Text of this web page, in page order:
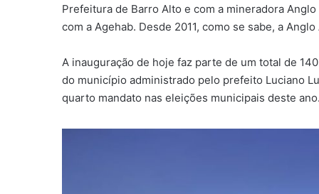
Prefeitura de Barro Alto e com a mineradora
com a Agehab. Desde 2011, como se sabe, a
A inauguração de hoje faz parte de um total de
do município administrado pelo prefeito Luciano
quarto mandato nas eleições municipais deste ano.